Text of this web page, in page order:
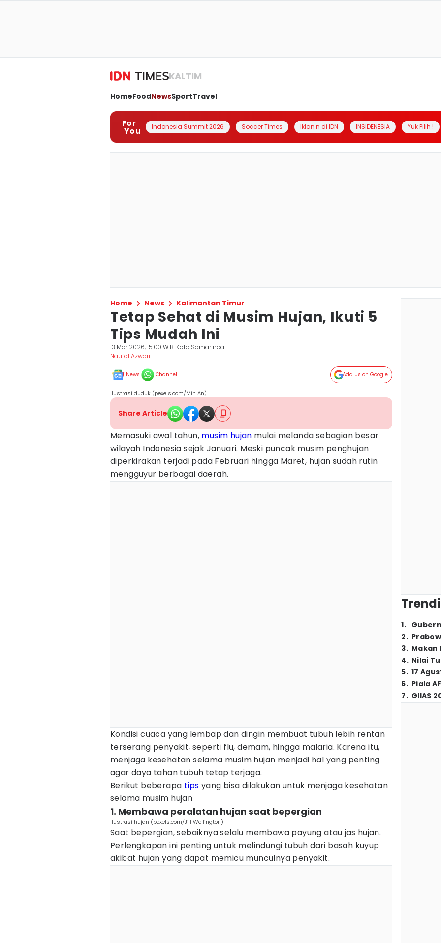
KALTIM
HomeFoodNewsSportTravel
For
You Indonesia Summit 2026 Soccer Times Iklanin di IDN INSIDENESIA Yuk Pilih !
Home News Kalimantan Timur
Tetap Sehat di Musim Hujan, Ikuti 5
Tips Mudah Ini
13 Mar 2026, 15:00 WIB Kota Samarinda
Naufal Azwari
News Channel Add Us on Google
Ilustrasi duduk (pexels.com/Min An)
Share Article
Memasuki awal tahun, musim hujan mulai melanda sebagian besar
wilayah Indonesia sejak Januari. Meski puncak musim penghujan
diperkirakan terjadi pada Februari hingga Maret, hujan sudah rutin
mengguyur berbagai daerah.
Kondisi cuaca yang lembap dan dingin membuat tubuh lebih rentan
terserang penyakit, seperti flu, demam, hingga malaria. Karena itu,
menjaga kesehatan selama musim hujan menjadi hal yang penting
agar daya tahan tubuh tetap terjaga.
Berikut beberapa tips yang bisa dilakukan untuk menjaga kesehatan
selama musim hujan
1. Membawa peralatan hujan saat bepergian
Ilustrasi hujan (pexels.com/Jill Wellington)
Saat bepergian, sebaiknya selalu membawa payung atau jas hujan.
Perlengkapan ini penting untuk melindungi tubuh dari basah kuyup
akibat hujan yang dapat memicu munculnya penyakit.
1.
2.
3. Makan
4. Nilai
5. 17
6. Piala
7. GIIAS